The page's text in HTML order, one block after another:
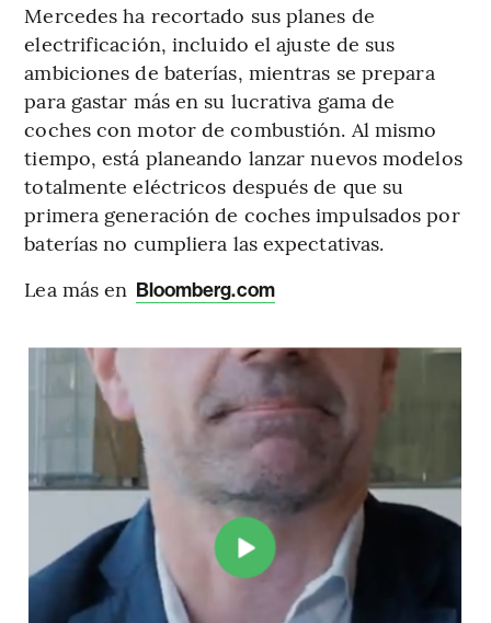
Mercedes ha recortado sus planes de
electrificación, incluido el ajuste de sus
ambiciones de baterías, mientras se prepara
para gastar más en su lucrativa gama de
coches con motor de combustión. Al mismo
tiempo, está planeando lanzar nuevos modelos
totalmente eléctricos después de que su
primera generación de coches impulsados por
baterías no cumpliera las expectativas.
Lea más en Bloomberg.com